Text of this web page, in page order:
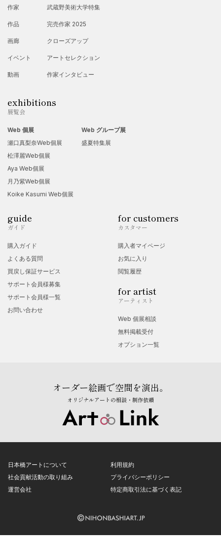
作家
作品
画廊
イベント
動画
武蔵野美術大学特集
完売作家 2025
クローズアップ
アートセレクション
作家インタビュー
exhibitions
展覧会
Web 個展
瀬口真梨奈Web個展
松澤麗Web個展
Aya Web個展
月乃紫Web個展
Koike Kasumi Web個展
Web グループ展
盛夏特集展
guide
ガイド
購入ガイド
よくある質問
買戻し保証サービス
サポート会員様募集
サポート会員様一覧
お問い合わせ
for customers
カスタマー
購入者マイページ
お気に入り
閲覧履歴
for artist
アーティスト
Web 個展相談
無料掲載受付
オプション一覧
オーダー絵画で空間を演出。
オリジナルアートの相談・制作依頼
日本橋アートについて
社会貢献活動の取り組み
運営会社
利用規約
プライバシーポリシー
特定商取引法に基づく表記